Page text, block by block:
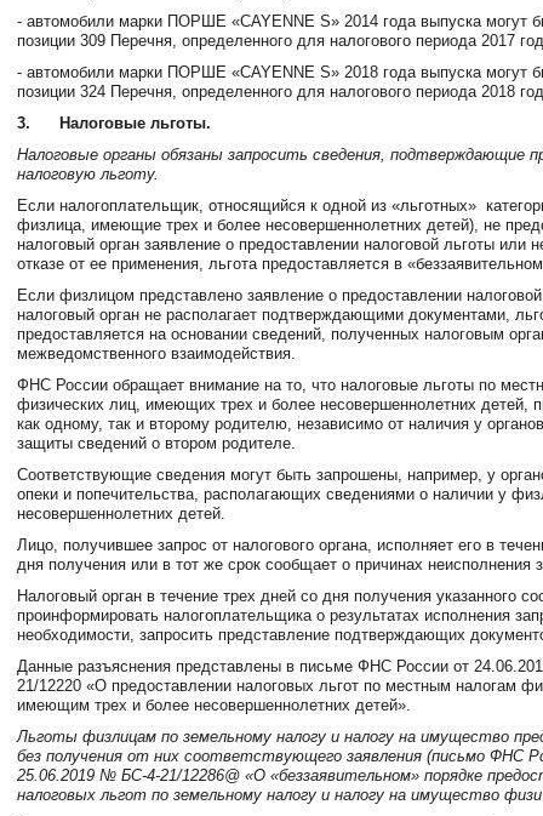
- автомобили марки ПОРШЕ «CAYENNE S» 2014 года выпуска могут
позиции 309 Перечня, определенного для налогового периода 2017
- автомобили марки ПОРШЕ «CAYENNE S» 2018 года выпуска могут
позиции 324 Перечня, определенного для налогового периода 2018
3.
Налоговые льготы.
Налоговые органы обязаны запросить сведения, подтверждающие
налоговую льготу.
Если налогоплательщик, относящийся к одной из «льготных»
физлица, имеющие трех и более несовершеннолетних детей), не
налоговый орган заявление о предоставлении налоговой льготы или
отказе от ее применения, льгота предоставляется в
Если физлицом представлено заявление о предоставлении
налоговый орган не располагает подтверждающими документами,
предоставляется на основании сведений, полученных налоговым
межведомственного взаимодействия.
ФНС России обращает внимание на то, что налоговые льготы по
физических лиц, имеющих трех и более несовершеннолетних детей,
как одному, так и второму родителю, независимо от наличия у
защиты сведений о втором родителе.
Соответствующие сведения могут быть запрошены, например, у
опеки и попечительства, располагающих сведениями о наличии у
несовершеннолетних детей.
Лицо, получившее запрос от налогового органа, исполняет его в
дня получения или в тот же срок сообщает о причинах неисполнения
Налоговый орган в течение трех дней со дня получения указанного
проинформировать налогоплательщика о результатах исполнения
необходимости, запросить представление подтверждающих
Данные разъяснения представлены в письме ФНС России от
21/12220 «О предоставлении налоговых льгот по местным налогам
имеющим трех и более несовершеннолетних детей».
Льготы физлицам по земельному налогу и налогу на имущество
без получения от них соответствующего заявления (письмо ФНС
25.06.2019 № БС-4-21/12286@ «О «беззаявительном» порядке
налоговых льгот по земельному налогу и налогу на имущество